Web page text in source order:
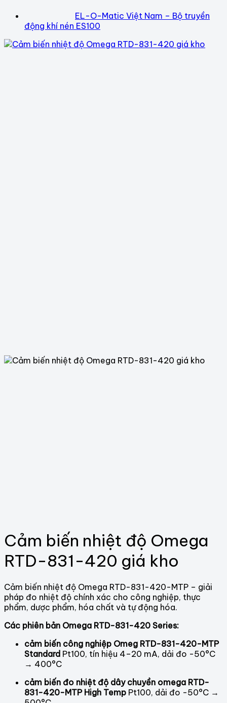
EL-O-Matic Việt Nam – Bộ truyền
động khí nén ES100
Cảm biến nhiệt độ Omega
RTD-831-420 giá kho
Cảm biến nhiệt độ Omega RTD-831-420-MTP – giải
pháp đo nhiệt độ chính xác cho công nghiệp, thực
phẩm, dược phẩm, hóa chất và tự động hóa.
Các phiên bản Omega RTD-831-420 Series:
cảm biến công nghiệp Omeg RTD-831-420-MTP
Standard Pt100, tín hiệu 4–20 mA, dải đo -50°C
→ 400°C
cảm biến đo nhiệt độ dây chuyền omega RTD-
831-420-MTP High Temp Pt100, dải đo -50°C →